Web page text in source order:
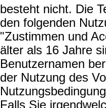
besteht nicht. Die
den folgenden
"Zustimmen und
älter als 16 Jahre
Benutzernamen
der Nutzung des
Falls Sie